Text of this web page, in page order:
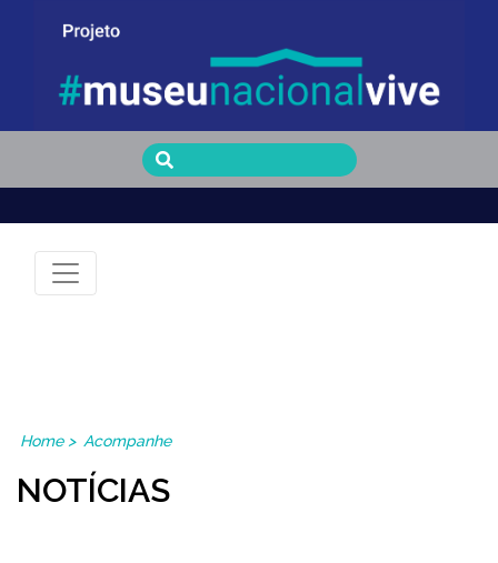
Museu Nacional Vive
Home> Acompanhe
NOTÍCIAS